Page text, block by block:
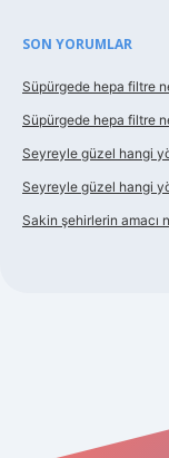
SON YORUMLAR
Süpürgede hepa filtre
Süpürgede hepa filtre
Seyreyle güzel hangi
Seyreyle güzel hangi
Sakin şehirlerin amacı